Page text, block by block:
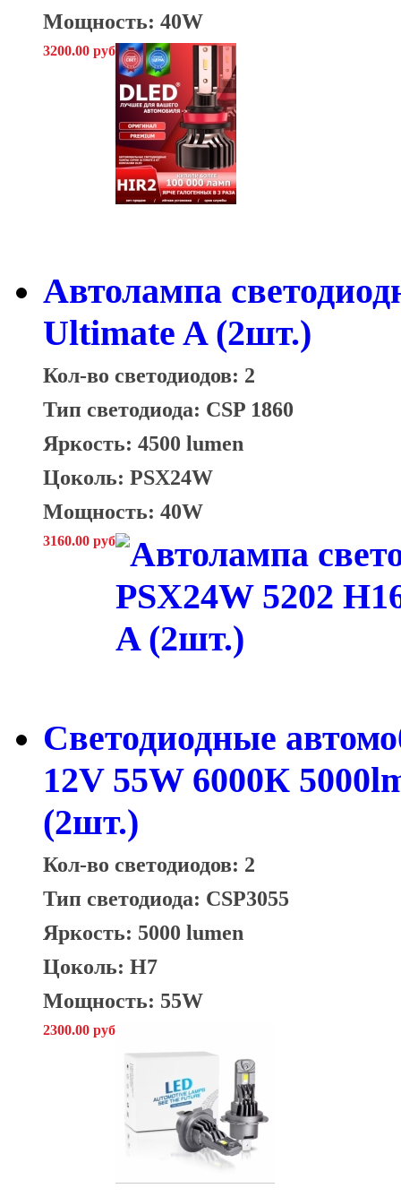
Мощность: 40W
3200.00 руб
Автолампа
Ultimate A (2шт.)
Кол-во светодиодов: 2
Тип светодиода: CSP 1860
Яркость: 4500 lumen
Цоколь: PSX24W
Мощность: 40W
3160.00 руб
Светодиодные
12V 55W 6000К
(2шт.)
Кол-во светодиодов: 2
Тип светодиода: CSP3055
Яркость: 5000 lumen
Цоколь: H7
Мощность: 55W
2300.00 руб